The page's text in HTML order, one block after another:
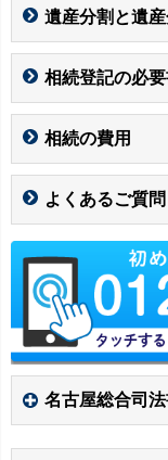
遺産分割と遺
相続登記の必
相続の費用
よくあるご質問
名古屋総合司